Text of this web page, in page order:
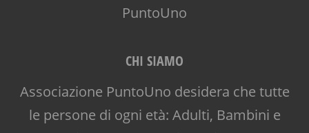
CHI SIAMO
Associazione PuntoUno desidera che tutte
le persone di ogni età: Adulti, Bambini e